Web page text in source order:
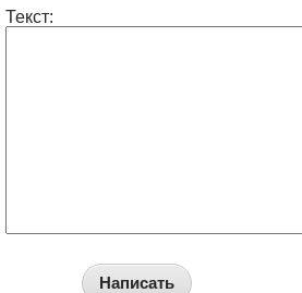
Текст:
Написать